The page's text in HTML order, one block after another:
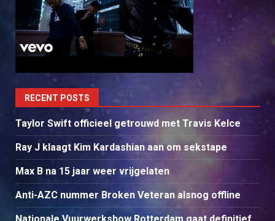
RECENT POSTS
Taylor Swift officieel getrouwd met Travis Kelce
Ray J klaagt Kim Kardashian aan om sekstape
Max B na 15 jaar weer vrijgelaten
Anti-AZC nummer Broken Veteran alsnog offline